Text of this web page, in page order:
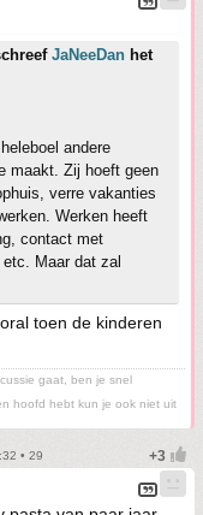
JaNeeDan het
andere
maakt. Zij hoeft geen
verre vakanties
Werken heeft
contact met
Maar dat zal
toen de kinderen
gaat, ben je snel
hoofd hebt kun je ook niet uit
• 29